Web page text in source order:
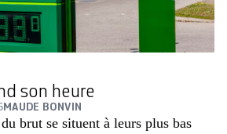
son heure
MAUDE BONVIN
brut se situent à leurs plus bas